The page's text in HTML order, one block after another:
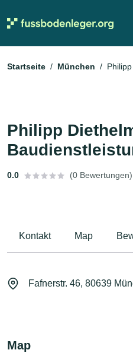
Startseite München
Philipp
0.0 (0 Bewertungen)
Kontakt Map
Fafnerstr. 46, 80639
Map